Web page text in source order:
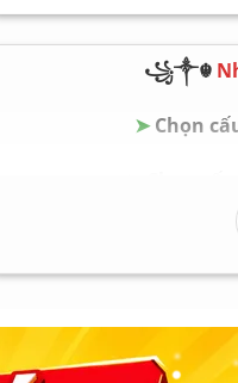
Ổ cứng Hard Drive:
Pin Battery: Nguyên zin
꧁༒☬
➤Chọn
Chọn
Chọn